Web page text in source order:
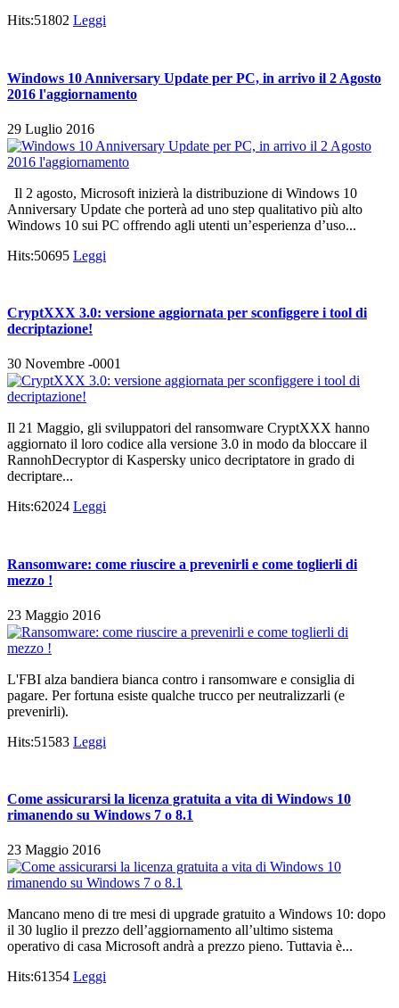
Hits:51802 Leggi
Windows 10 Anniversary Update per PC, in arrivo il 2 Agosto
2016 l'aggiornamento
29 Luglio 2016
Il 2 agosto, Microsoft inizierà la distribuzione di Windows 10
Anniversary Update che porterà ad uno step qualitativo più alto
Windows 10 sui PC offrendo agli utenti un’esperienza d’uso...
Hits:50695 Leggi
CryptXXX 3.0: versione aggiornata per sconfiggere i tool di
decriptazione!
30 Novembre -0001
Il 21 Maggio, gli sviluppatori del ransomware CryptXXX hanno
aggiornato il loro codice alla versione 3.0 in modo da bloccare il
RannohDecryptor di Kaspersky unico decriptatore in grado di
decriptare...
Hits:62024 Leggi
Ransomware: come riuscire a prevenirli e come toglierli di
mezzo !
23 Maggio 2016
L'FBI alza bandiera bianca contro i ransomware e consiglia di
pagare. Per fortuna esiste qualche trucco per neutralizzarli (e
prevenirli).
Hits:51583 Leggi
Come assicurarsi la licenza gratuita a vita di Windows 10
rimanendo su Windows 7 o 8.1
23 Maggio 2016
Mancano meno di tre mesi di upgrade gratuito a Windows 10: dopo
il 30 luglio il prezzo dell’aggiornamento all’ultimo sistema
operativo di casa Microsoft andrà a prezzo pieno. Tuttavia è...
Hits:61354 Leggi